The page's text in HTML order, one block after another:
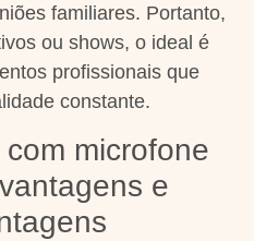
familiares. Portanto,
ou shows, o ideal é
profissionais que
constante.
microfone
e